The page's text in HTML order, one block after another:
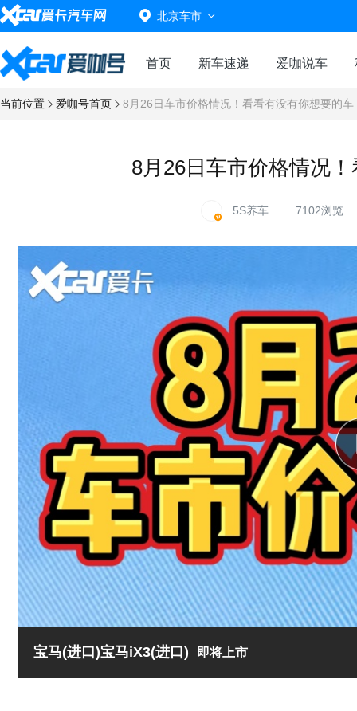
北京车市
首页 新车速递 爱咖说车
当前位置 爱咖号首页 8月26日车市价格情况！看看有没有你想要的车
8月26日车市价格情况
5S养车 7102浏览
宝马(进口)宝马iX3(进口) 即将上市